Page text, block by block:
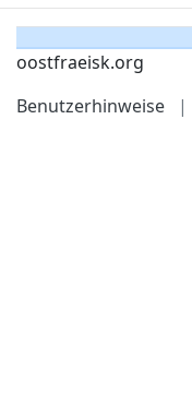
oostfraeisk.org
Benutzerhinweise
|